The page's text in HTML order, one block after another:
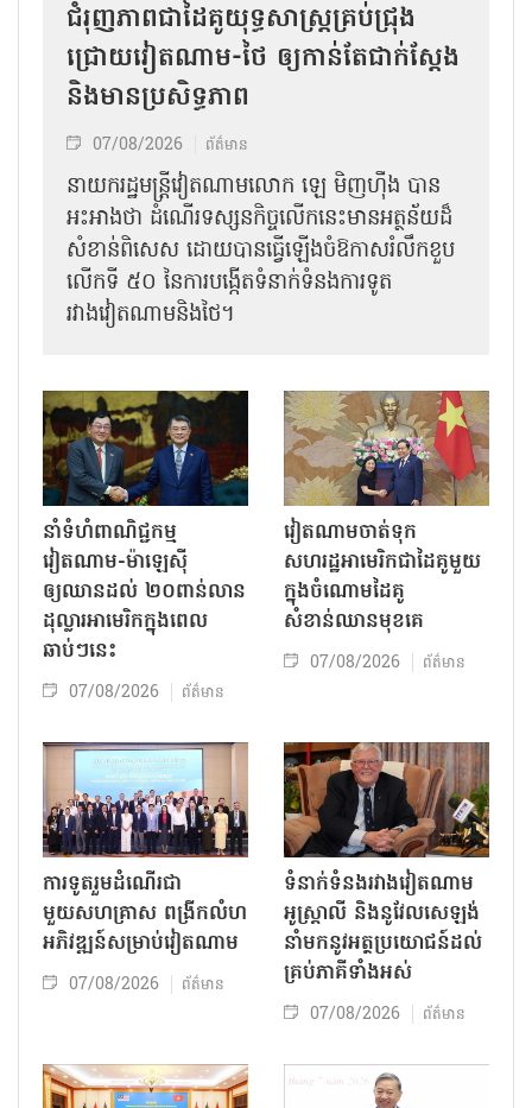
ជំរុញភាពជាដៃគូយុទ្ធសាស្ត្រគ្រប់ជ្រុង
ជ្រោយវៀតណាម-ថៃ ឲ្យកាន់តែជាក់ស្ដែង
និងមានប្រសិទ្ធភាព
07/08/2026 ព័ត៌មាន
នាយករដ្ឋមន្ត្រីវៀតណាមលោក ឡេ មិញហ៊ឹង បាន
អះអាងថា ដំណើរទស្សនកិច្ចលើកនេះមានអត្ថន័យដ៏
សំខាន់ពិសេស ដោយបានធ្វើឡើងចំឱកាសរំលឹកខួប
លើកទី ៥០ នៃការបង្កើតទំនាក់ទំនងការទូត
រវាងវៀតណាមនិងថៃ។
នាំទំហំពាណិជ្ជកម្ម
វៀតណាម-ម៉ាឡេស៊ី
ឲ្យឈានដល់ ២០ពាន់លាន
ដុល្លារអាមេរិកក្នុងពេល
ឆាប់ៗនេះ
07/08/2026 ព័ត៌មាន
វៀតណាមចាត់ទុក
សហរដ្ឋអាមេរិកជាដៃគូមួយ
ក្នុងចំណោមដៃគូ
សំខាន់ឈានមុខគេ
07/08/2026 ព័ត៌មាន
ការទូតរួមដំណើរជា
មួយសហគ្រាស ពង្រីកលំហ
អភិវឌ្ឍន៍សម្រាប់វៀតណាម
07/08/2026 ព័ត៌មាន
ទំនាក់ទំនងរវាងវៀតណាម
អូស្ត្រាលី និងនូវែលសេឡង់
នាំមកនូវអត្ថប្រយោជន៍ដល់
គ្រប់ភាគីទាំងអស់
07/08/2026 ព័ត៌មាន